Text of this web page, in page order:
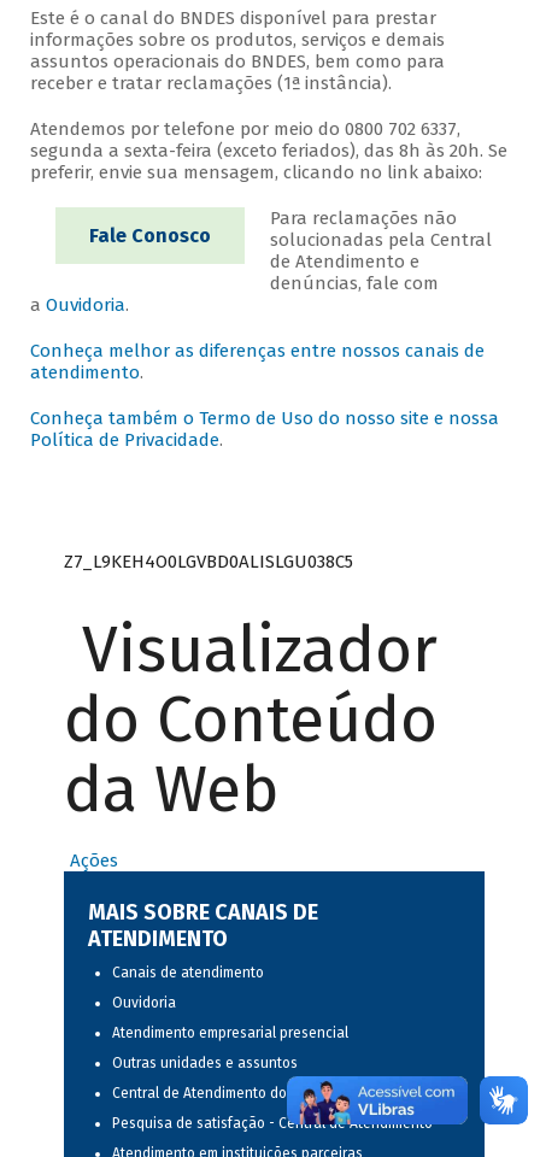
Este é o canal do BNDES disponível para prestar
informações sobre os produtos, serviços e demais
assuntos operacionais do BNDES, bem como para
receber e tratar reclamações (1ª instância).
Atendemos por telefone por meio do 0800 702 6337,
segunda a sexta-feira (exceto feriados), das 8h às 20h. Se
preferir, envie sua mensagem, clicando no link abaixo:
Fale Conosco
Para reclamações não
solucionadas pela Central
de Atendimento e
denúncias, fale com
a Ouvidoria.
Conheça melhor as diferenças entre nossos canais de
atendimento.
Conheça também o Termo de Uso do nosso site e nossa
Política de Privacidade.
Z7_L9KEH4O0LGVBD0ALISLGU038C5
Visualizador
do Conteúdo
da Web
Ações
MAIS SOBRE CANAIS DE
ATENDIMENTO
Canais de atendimento
Ouvidoria
Atendimento empresarial presencial
Outras unidades e assuntos
Central de Atendimento do BNDES
Pesquisa de satisfação - Central de Atendimento